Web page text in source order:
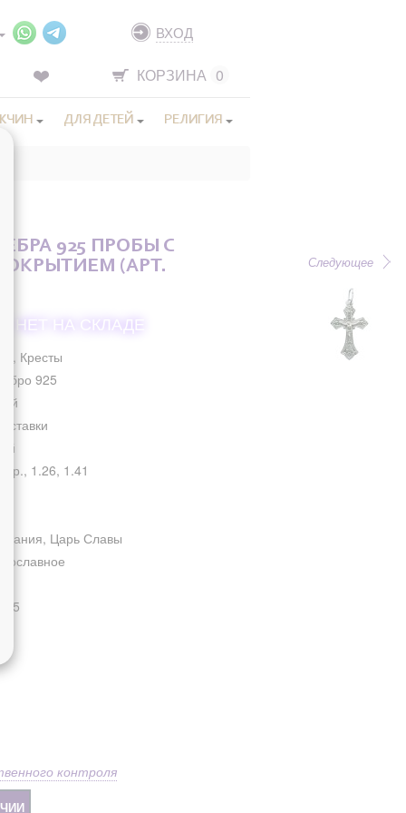
ВХОД
КОРЗИНА 0
ДЛЯ ДЕТЕЙ РЕЛИГИЯ
Следующее
925 ПРОБЫ С
(АРТ.
НЕТ НА СКЛАДЕ
Кресты
925
вставки
гр., 1.26, 1.41
Царь Славы
контроля